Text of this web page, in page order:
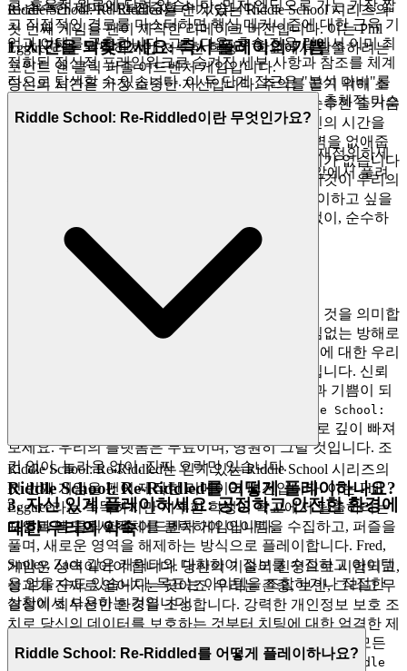
고, 효율적 완료에 달려 있습니다. 먼저 엔딩으로 가는 가장 짧
고 직접적인 경로를 마스터하면 핵심 메커니즘에 대한 근육 기
억과 이해를 구축합니다. 그런 다음, 후속 전용 런에서 이미 최
적화된 정신적 프레임워크로 숨겨진 세부 사항과 참조를 체계
적으로 탐색할 수 있습니다. 이 두 단계 접근은 "분석 마비"를
방지하고 깨끗하고 효율적인 첫 완료를 보장하며, 총체적 마스
터리를 위한 무대를 세웁니다.
이제 나아가 리들 스쿨: 리-리들드 탈출의 의미를 재정의하세
요. 이 전략을 마스터하면 학교의 비밀이 여러분 앞에서 풀려
은 순수한 재미에만 집중할 수 있습니다.
1. 시간을 되찾으세요: 즉시 플레이의 기쁨
당신의 시간은 가장 소중한 자산입니다. 주의를 끌기 위해 소
란스러운 세상에서, 우리는 기다리는 모든 초가 순수한 즐거움
에서 빼앗긴 초라는 것을 이해합니다. 우리는 당신의 시간을
존중하며, 당신과 게임 사이에 서 있는 지루한 장벽을 없애줍
니다. 더 이상 고통스러운 다운로드나 복잡한 설치가 없습니다
– 당신이 갈망하는 재미에 즉시 접근할 수 있죠. 이것이 우리의
를 플레이하고 싶을
때, 몇 초 만에 게임에 들어갈 수 있습니다. 마찰 없이, 순수하
고 즉각적인 재미만 있습니다.
2. 정직한 재미: 제로-압박 약속
진정한 환대는 숨겨진 의도 없이 경험을 제공하는 것을 의미합
니다. 우리는 최고의 놀이가 재정적 불안이나 끊임없는 방해로
부담지지 않는다고 믿습니다. 진정으로 무료 경험에 대한 우리
의 약속은 단순한 기능이 아닙니다; 그것은 철학입니다. 신뢰
를 쌓고, 당신의 유일한 초점이 게임 자체의 도전과 기쁨이 되
Riddle School:
의 모든 레벨과 전략에 완전한 안심으로 깊이 빠져
보세요. 우리의 플랫폼은 무료이며, 영원히 그럴 것입니다. 조
건 없이, 놀라움 없이, 진짜 오락만 있습니다.
3. 자신 있게 플레이하세요: 공정하고 안전한 환경에
대한 우리의 약속
게임은 성역이어야 합니다. 당신의 기술이 진정으로 시험되고,
성과가 진짜로 얻어지는 곳이죠. 우리는 존중, 보안, 그리고 무
결성이 최우선인 환경을 조성합니다. 강력한 개인정보 보호 조
치로 당신의 데이터를 보호하는 것부터 치팅에 대한 엄격한 제
로-톨러런스 정책 유지까지, 우리는 플랫폼에서 보내는 모든
순간이 공정하고 안전하며 의미 있게 되도록 합니다.Riddle
Riddle School: Re-Riddled는 인기 있는 Riddle School 시리즈의
첫 번째 게임을 팬이 제작한 리메이크 버전입니다. 이는 Phil
Eggtree라는 똑똑하지만 지루한 학생이 학교에서 탈출하려는
포인트 앤 클릭 퍼즐 어드벤처 게임입니다.
Riddle School: Re-Riddled이란 무엇인가요?
Riddle School: Re-Riddled는 인기 있는 Riddle School 시리즈의
첫 번째 게임을 팬이 제작한 리메이크 버전입니다. 이는 Phil
Eggtree라는 똑똑하지만 지루한 학생이 학교에서 탈출하려는
포인트 앤 클릭 퍼즐 어드벤처 게임입니다.
Riddle School: Re-Riddled를 어떻게 플레이하나요?
교실과 복도에서 객체를 클릭하여 아이템을 수집하고, 퍼즐을
풀며, 새로운 영역을 해제하는 방식으로 플레이합니다. Fred,
Smiley, Zack 같은 캐릭터와 대화하여 정보를 수집하고 아이템
을 얻을 수도 있습니다. 목표는 아이템을 조합하거나 적절한
상황에서 사용하는 것입니다.
Riddle School: Re-Riddled를 어떻게 플레이하나요?